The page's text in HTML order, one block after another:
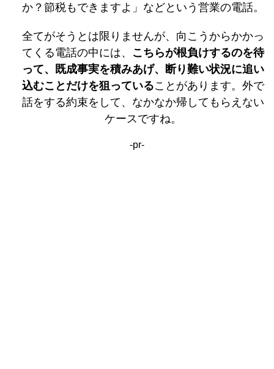
か？節税もできますよ」などという営業の電話。
全てがそうとは限りませんが、向こうからかかっ
てくる電話の中には、 こちらが根負けするのを待
って、既成事実を積みあげ、断り難い状況に追い
込むことだけを狙っていることがあります。外で
話をする約束をして、なかなか帰してもらえない
ケースですね。
-pr-